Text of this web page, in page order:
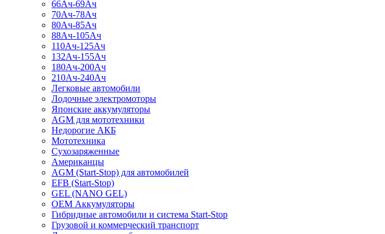
66Ач-69Ач
70Ач-78Ач
80Ач-85Ач
88Ач-105Ач
110Ач-125Ач
132Ач-155Ач
180Ач-200Ач
210Ач-240Ач
Легковые автомобили
Лодочные электромоторы
Японские аккумуляторы
AGM для мототехники
Недорогие АКБ
Мототехника
Сухозаряженные
Американцы
AGM (Start-Stop) для автомобилей
EFB (Start-Stop)
GEL (NANO GEL)
OEM Аккумуляторы
Гибридные автомобили и система Start-Stop
Грузовой и коммерческий транспорт